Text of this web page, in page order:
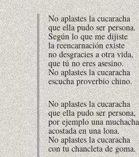
No aplastes la cucaracha
que ella pudo ser persona.
Según lo que me dijiste
la reencarnación existe
no desgracies a otra vida,
que tú no eres asesino.
No aplastes la cucaracha
escucha proverbio chino.
No aplastes la cucaracha
que ella pudo ser persona,
por ejemplo una muchacha
acostada en una lona.
No aplastes la cucaracha
con tu chancleta de goma.